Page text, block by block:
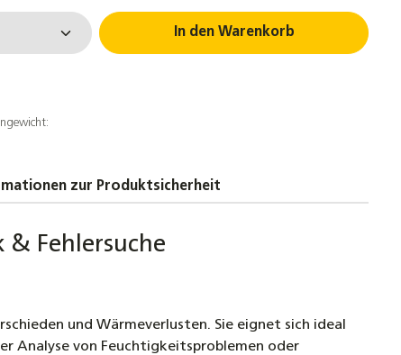
Gib den gewünschten Wert
In den Warenkorb
zur Produktsicherheit
& Fehlersuche
und Wärmeverlusten. Sie eignet sich ideal
Analyse von Feuchtigkeitsproblemen oder